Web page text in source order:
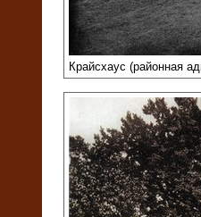
Крайсхаус (районная